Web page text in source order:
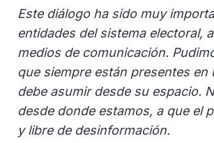
Este diálogo ha sido muy
entidades del sistema electoral,
medios de comunicación.
que siempre están presentes
debe asumir desde su espacio.
desde donde estamos, a que el
y libre de desinformación.